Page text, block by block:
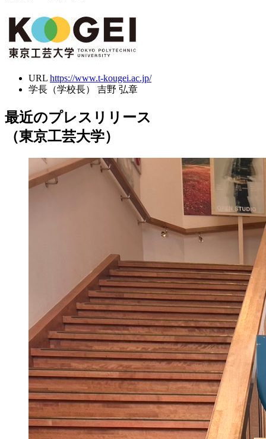
URL https://www.t-kougei.ac.jp/
学長（学校長）
吉野 弘章
最近のプレスリリース
（東京工芸大学）